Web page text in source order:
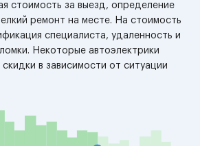
стоимость за выезд, определение
ремонт на месте. На стоимость
специалиста, удаленность и
Некоторые автоэлектрики
в зависимости от ситуации